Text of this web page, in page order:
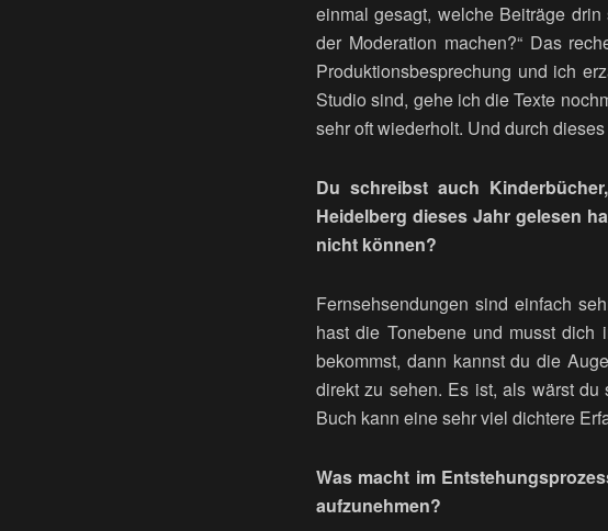
einmal gesagt, welche Beiträge
der Moderation machen?“ Das
Produktionsbesprechung und ich
Studio sind, gehe ich die Texte
sehr oft wiederholt. Und durch
Du schreibst auch
Heidelberg dieses Jahr gelesen
nicht können?
Fernsehsendungen sind einfach
hast die Tonebene und musst dich
bekommst, dann kannst du die
direkt zu sehen. Es ist, als wärst
Buch kann eine sehr viel dichtere
Was macht im
aufzunehmen?